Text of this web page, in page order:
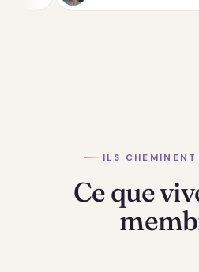
ILS CHEMINENT
Ce que